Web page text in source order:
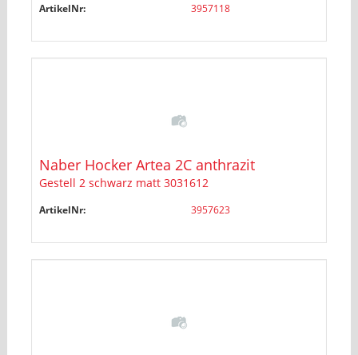
ArtikelNr: 3957118
Naber Hocker Artea 2C anthrazit
Gestell 2 schwarz matt 3031612
ArtikelNr: 3957623